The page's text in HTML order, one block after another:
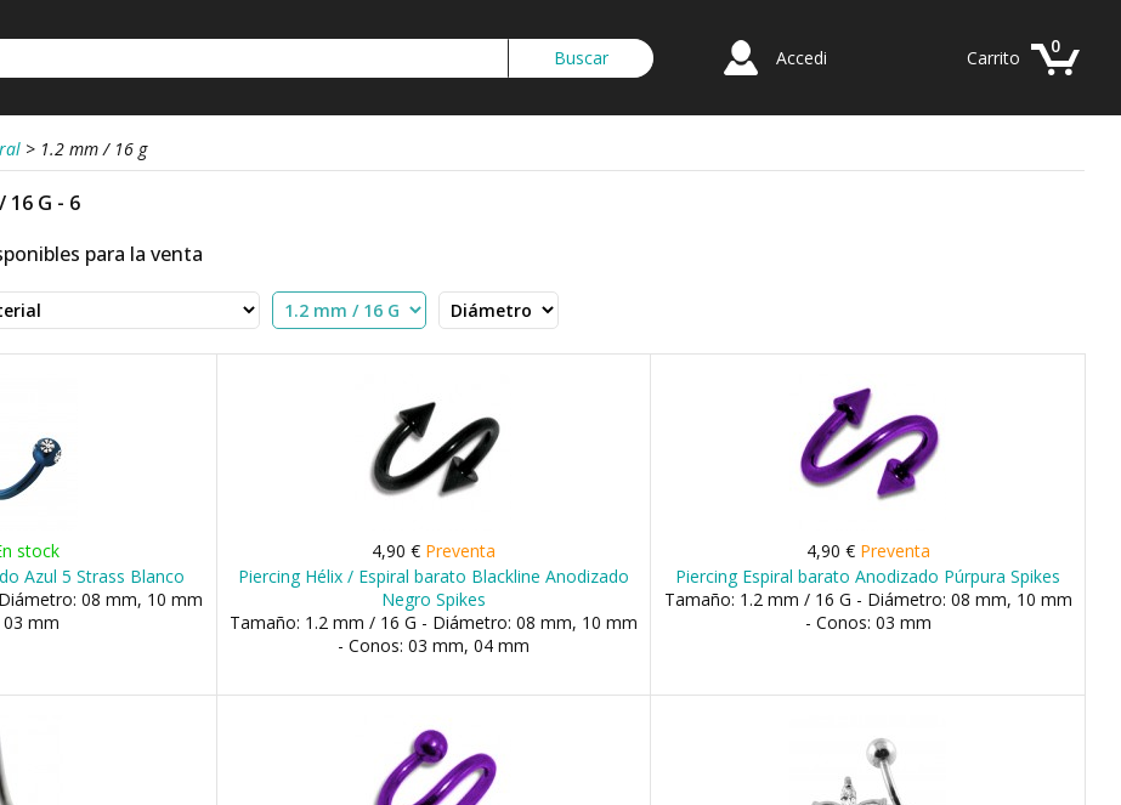
Accedi
0
Carrito
> 1.2 mm / 16 g
16 G - 6
para la venta
stock
Azul 5 Strass Blanco
08 mm, 10 mm
03 mm
4,90 € Preventa
Piercing Hélix / Espiral barato Blackline Anodizado
Negro Spikes
Tamaño: 1.2 mm / 16 G - Diámetro: 08 mm, 10 mm
- Conos: 03 mm, 04 mm
4,90 € Preventa
Piercing Espiral barato Anodizado Púrpura Spikes
Tamaño: 1.2 mm / 16 G - Diámetro: 08 mm, 10 mm
- Conos: 03 mm